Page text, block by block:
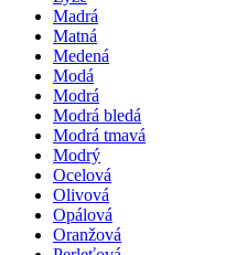
Madrá
Matná
Medená
Modá
Modrá
Modrá bledá
Modrá tmavá
Modrý
Ocelová
Olivová
Opálová
Oranžová